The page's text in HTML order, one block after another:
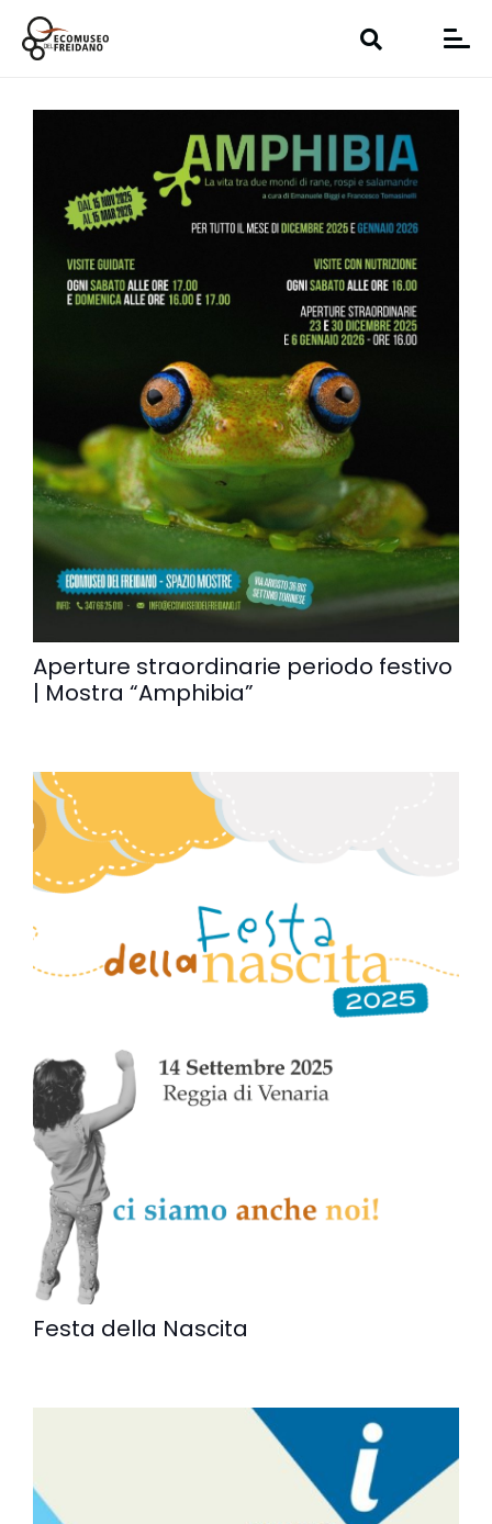
Aperture straordinarie periodo festivo
| Mostra “Amphibia”
Festa della Nascita